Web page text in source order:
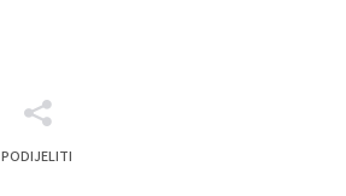
PODIJELITI